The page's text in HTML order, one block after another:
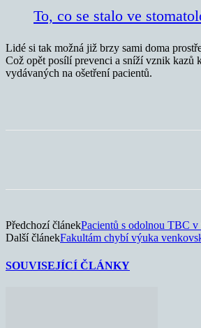
To, co se stalo ve
Lidé si tak možná již brzy sami doma
Což opět posílí prevenci a sníží vznik kazů
vydávaných na ošetření pacientů.
Předchozí článekPacientů s odolnou TBC
Další článekFakultám chybí výuka
SOUVISEJÍCÍ ČLÁNKY